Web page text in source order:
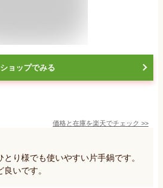
ショップでみる
価格と在庫を楽天でチェック >>
り様でも使いやすい片手鍋です。
いです。